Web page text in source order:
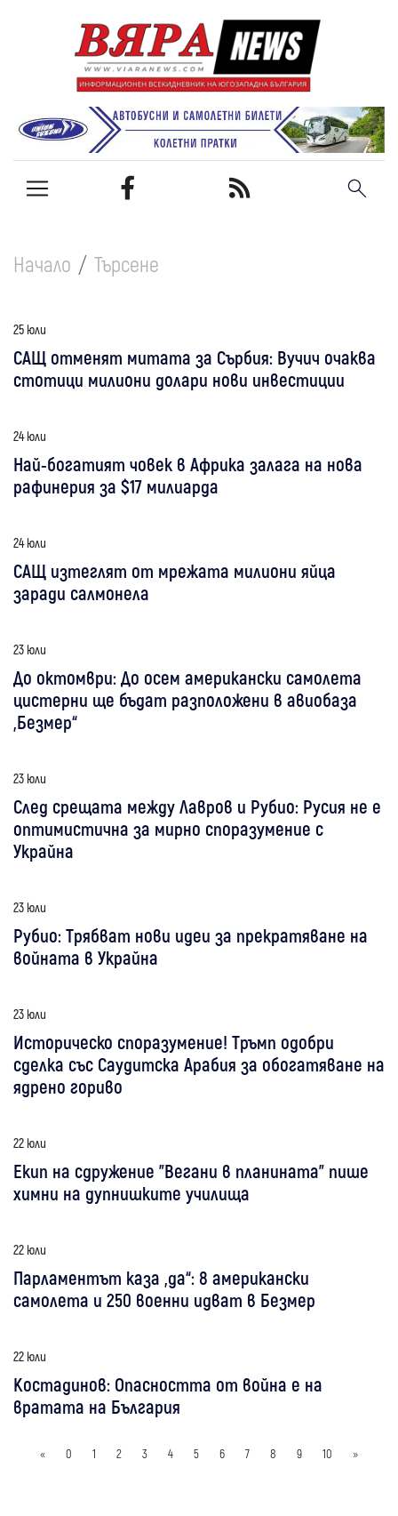
Начало Търсене
25 юли
САЩ отменят митата за Сърбия: Вучич очаква
стотици милиони долари нови инвестиции
24 юли
Най-богатият човек в Африка залага на нова
рафинерия за $17 милиарда
24 юли
САЩ изтеглят от мрежата милиони яйца
заради салмонела
23 юли
До октомври: До осем американски самолета
цистерни ще бъдат разположени в авиобаза
„Безмер“
23 юли
След срещата между Лавров и Рубио: Русия не е
оптимистична за мирно споразумение с
Украйна
23 юли
Рубио: Трябват нови идеи за прекратяване на
войната в Украйна
23 юли
Историческо споразумение! Тръмп одобри
сделка със Саудитска Арабия за обогатяване на
ядрено гориво
22 юли
Екип на сдружение "Вегани в планината" пише
химни на дупнишките училища
22 юли
Парламентът каза „да“: 8 американски
самолета и 250 военни идват в Безмер
22 юли
Костадинов: Опасността от война е на
вратата на България
« 0 1 2 3 4 5 6 7 8 9 10 »